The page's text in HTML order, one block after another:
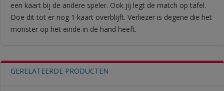
een kaart bij de andere speler. Ook jij legt de match op tafel.
Doe dit tot er nog 1 kaart overblijft. Verliezer is degene die het
monster op het einde in de hand heeft.
GERELATEERDE PRODUCTEN